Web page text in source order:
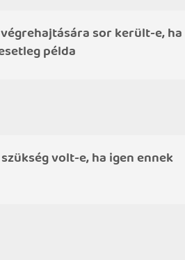
sor került-e, ha
példa
volt-e, ha igen ennek